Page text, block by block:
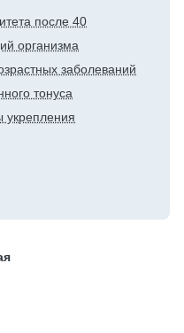
после 40
организма
заболеваний
тонуса